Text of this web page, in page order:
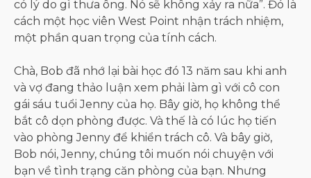
có lý do gì thưa ông. Nó sẽ không xảy ra nữa”. Đó là
cách một học viên West Point nhận trách nhiệm,
một phần quan trọng của tính cách.
Chà, Bob đã nhớ lại bài học đó 13 năm sau khi anh
và vợ đang thảo luận xem phải làm gì với cô con
gái sáu tuổi Jenny của họ. Bây giờ, họ không thể
bắt cô dọn phòng được. Và thế là có lúc họ tiến
vào phòng Jenny để khiển trách cô. Và bây giờ,
Bob nói, Jenny, chúng tôi muốn nói chuyện với
bạn về tình trạng căn phòng của bạn. Nhưng